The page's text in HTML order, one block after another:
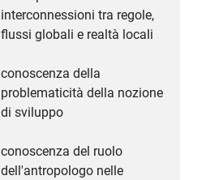
interconnessioni tra regole,
flussi globali e realtà locali
conoscenza della
problematicità della nozione
di sviluppo
conoscenza del ruolo
dell'antropologo nelle